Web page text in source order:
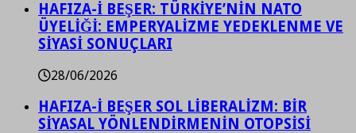
HAFIZA-İ BEŞER: TÜRKİYE’NİN NATO
ÜYELİĞİ: EMPERYALİZME YEDEKLENME VE
SİYASİ SONUÇLARI
28/06/2026
HAFIZA-İ BEŞER SOL LİBERALİZM: BİR
SİYASAL YÖNLENDİRMENİN OTOPSİSİ